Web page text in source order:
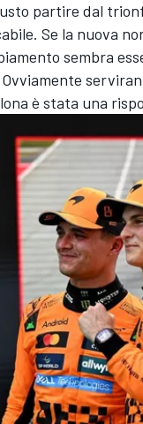
partire dal
Se la nuova
sembra
è stata una